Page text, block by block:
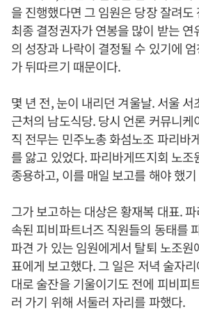
을 진행했다면 그 임원은 당장 잘려도
최종 결정권자가 연봉을 많이 받는 연
의 성장과 나락이 결정될 수 있기에
가 뒤따르기 때문이다.
몇 년 전, 눈이 내리던 겨울날. 서울 서
근처의 남도식당. 당시 언론 커뮤니케
직 전무는 민주노총 화섬노조 파리바
를 앓고 있었다. 파리바게뜨지회 노
종용하고, 이를 매일 보고를 해야 했
그가 보고하는 대상은 황재복 대표.
속된 피비파트너즈 직원들의 동태를
파견 가 있는 임원에게서 탈퇴 노조원
표에게 보고했다. 그 일은 저녁 술자
대로 술잔을 기울이기도 전에 피비피
러 가기 위해 서둘러 자리를 파했다.